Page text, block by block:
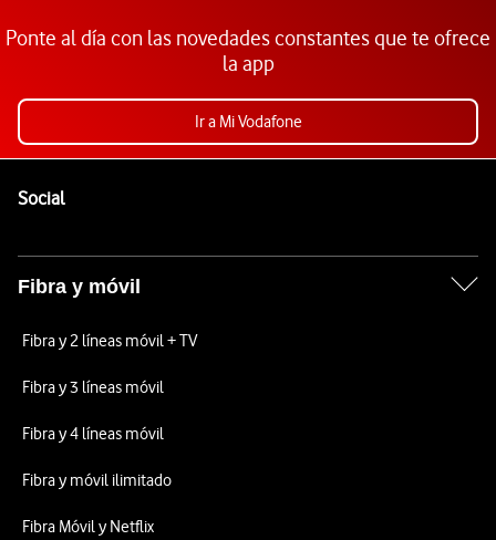
Ponte al día con las novedades constantes que te ofrece
la app
Ir a Mi Vodafone
SocialEnlaces a las redes sociales de Vodafone
Fibra y móvil
Fibra y 2 líneas móvil + TV
Fibra y 3 líneas móvil
Fibra y 4 líneas móvil
Fibra y móvil ilimitado
Fibra Móvil y Netflix